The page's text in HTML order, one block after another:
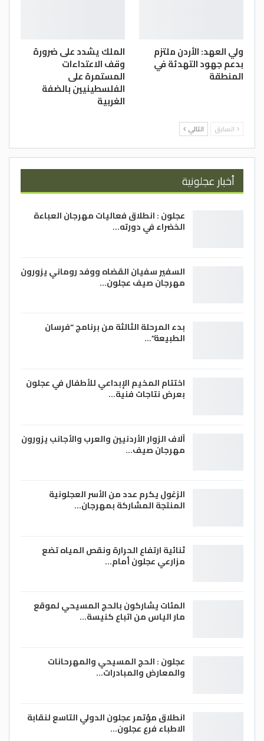
ولي العهد: الأردن ملتزم
بدعم جهود التهدئة في
المنطقة
الملك يشدد على ضرورة
وقف الاعتداءات
المستمرة على
الفلسطينيين بالضفة
الغربية
السابق التالي
أخبار عجلونية
عجلون : انطلاق فعاليات مهرجان العباءة
الخضراء في دورته…
السفير سفيان القضاه ووفد روماني يزورون
مهرجان صيف عجلون…
بدء المرحلة الثالثة من برنامج “فرسان
الطبيعة”…
اختتام المخيم الإبداعي للأطفال في عجلون
بعرض نتاجات فنية…
آلاف الزوار الأردنيين والعرب والأجانب يزورون
مهرجان صيف…
الزغول يكرم عدد من الأسر العجلونية
المنتجة المشاركة بمهرجان…
ثنائية ارتفاع الحرارة ونقص المياه تضع
مزارعي عجلون أمام…
المئات يشاركون بالحج المسيحي لموقع
مار الياس من اتباع كنيسة…
عجلون : الحج المسيحي والمهرحانات
والمعارض والمبادرات…
انطلاق مؤتمر عجلون الدولي التاسع لنقابة
الاطباء فرع عجلون…